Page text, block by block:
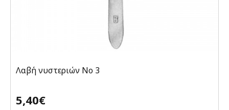
Λαβή νυστεριών Νο 3
5,40€